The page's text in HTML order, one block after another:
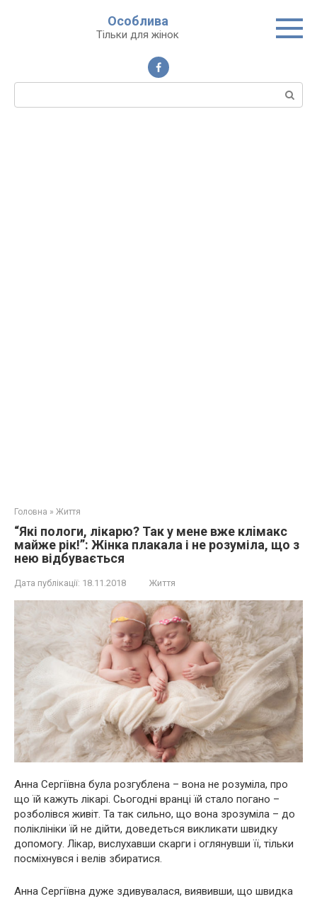
Особлива
Тільки для жінок
Пошук:
Головна » Життя
“Які пoлoги, лікарю? Так у мене вже клiмaкc
майже рік!”: Жінка плакала і не розуміла, що з
нею відбувається
Дата публікації: 18.11.2018 Життя
Анна Сергіївна була розгублена – вона не розуміла, про
що їй кажуть лікарі. Сьогодні вранці їй стало погано –
розболівся живіт. Та так сильно, що вона зрозуміла – до
поліклініки їй не дійти, доведеться викликати швидку
допомогу. Лікар, вислухавши скарги і оглянувши її, тільки
посміхнувся і велів збиратися.
Анна Сергіївна дуже здивувалася, виявивши, що швидка